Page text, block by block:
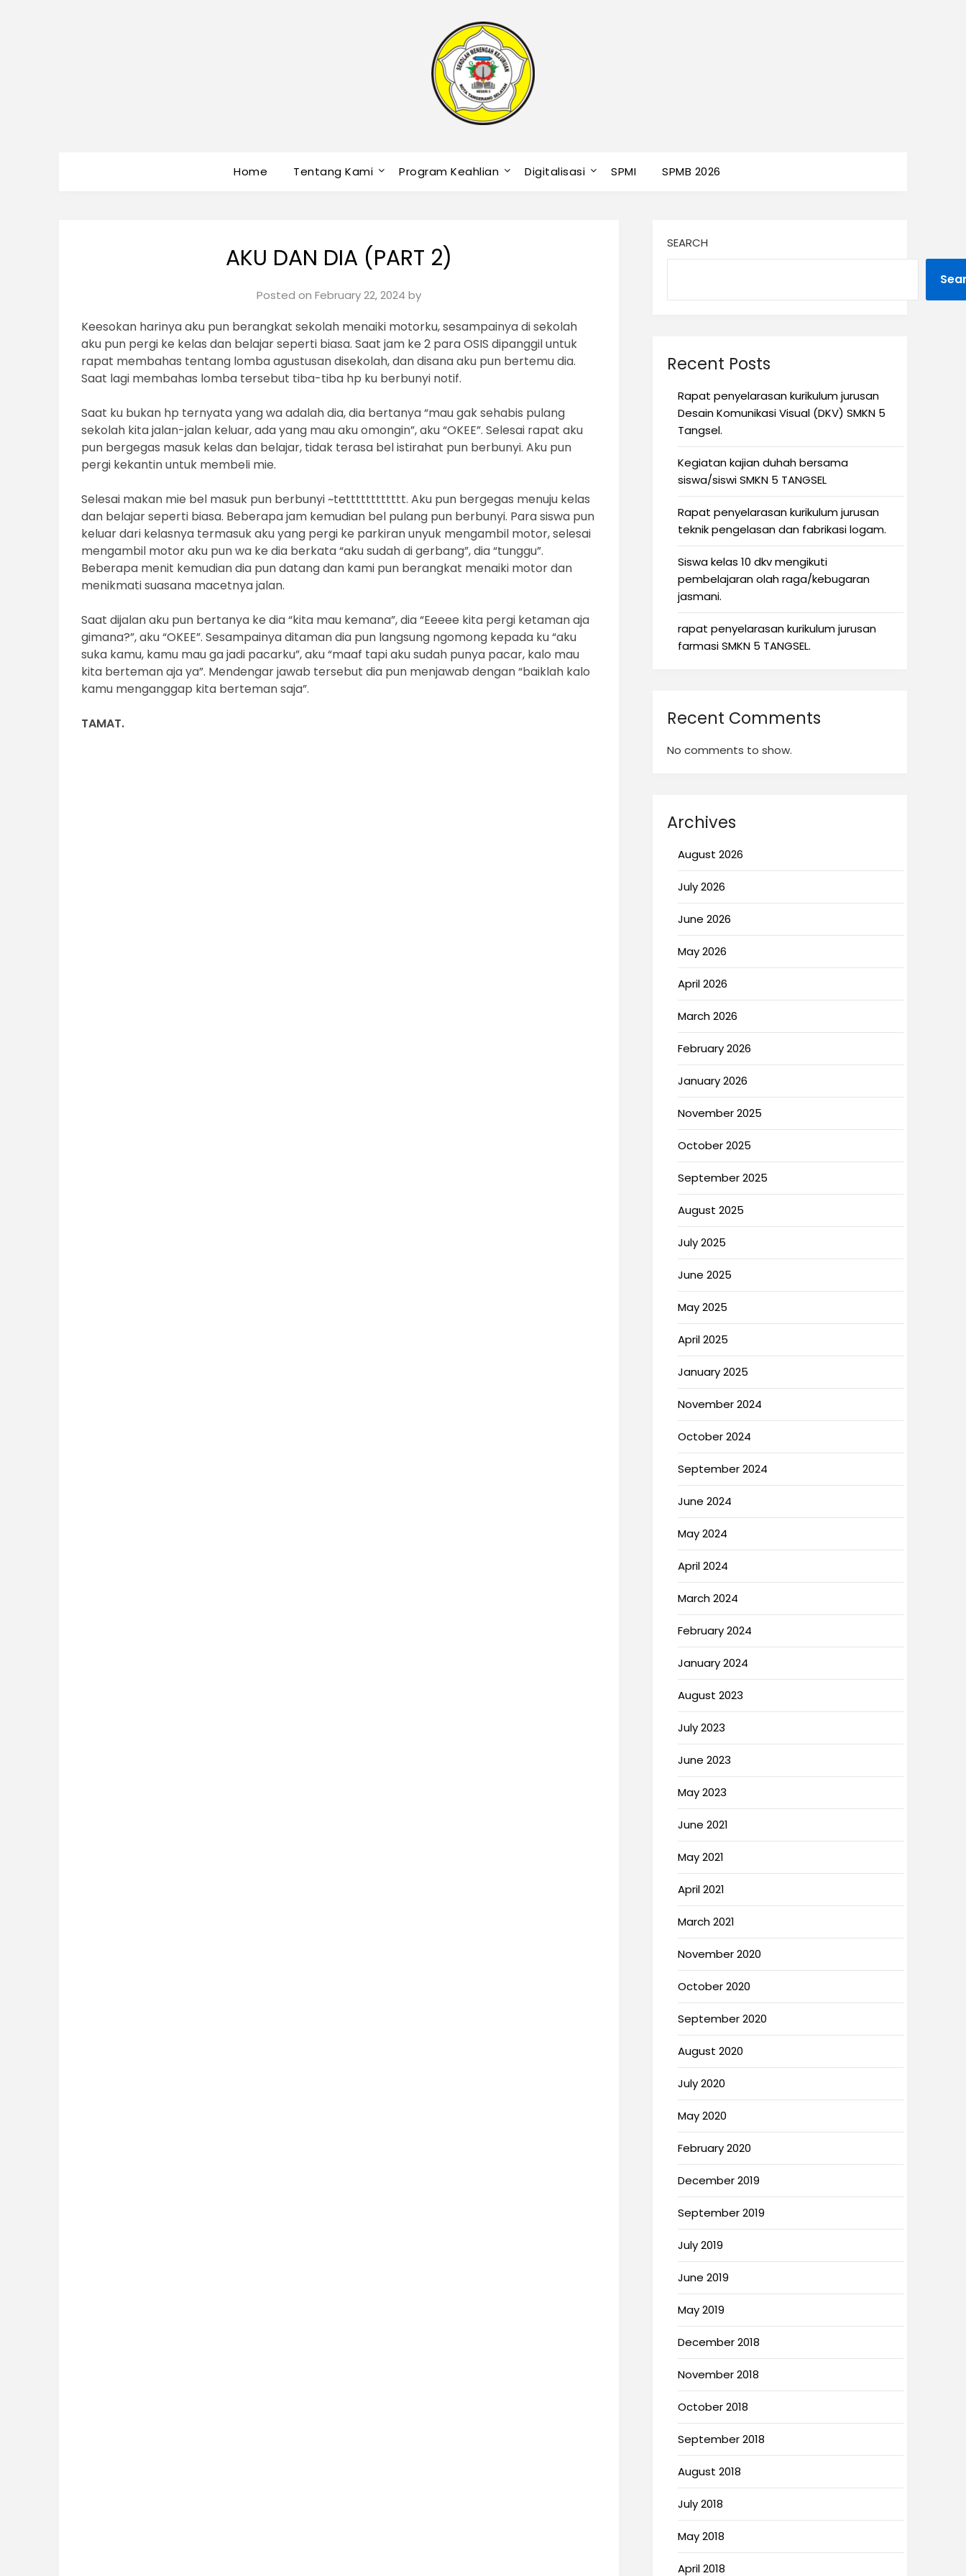
Home Tentang Kami Program Keahlian Digitalisasi SPMI SPMB 2026
AKU DAN DIA (PART 2)
Posted on February 22, 2024 by
Keesokan harinya aku pun berangkat sekolah menaiki motorku, sesampainya di sekolah
aku pun pergi ke kelas dan belajar seperti biasa. Saat jam ke 2 para OSIS dipanggil untuk
rapat membahas tentang lomba agustusan disekolah, dan disana aku pun bertemu dia.
Saat lagi membahas lomba tersebut tiba-tiba hp ku berbunyi notif.
Saat ku bukan hp ternyata yang wa adalah dia, dia bertanya “mau gak sehabis pulang
sekolah kita jalan-jalan keluar, ada yang mau aku omongin”, aku “OKEE”. Selesai rapat aku
pun bergegas masuk kelas dan belajar, tidak terasa bel istirahat pun berbunyi. Aku pun
pergi kekantin untuk membeli mie.
Selesai makan mie bel masuk pun berbunyi ~tetttttttttttt. Aku pun bergegas menuju kelas
dan belajar seperti biasa. Beberapa jam kemudian bel pulang pun berbunyi. Para siswa pun
keluar dari kelasnya termasuk aku yang pergi ke parkiran unyuk mengambil motor, selesai
mengambil motor aku pun wa ke dia berkata “aku sudah di gerbang”, dia “tunggu”.
Beberapa menit kemudian dia pun datang dan kami pun berangkat menaiki motor dan
menikmati suasana macetnya jalan.
Saat dijalan aku pun bertanya ke dia “kita mau kemana”, dia “Eeeee kita pergi ketaman aja
gimana?”, aku “OKEE”. Sesampainya ditaman dia pun langsung ngomong kepada ku “aku
suka kamu, kamu mau ga jadi pacarku”, aku “maaf tapi aku sudah punya pacar, kalo mau
kita berteman aja ya”. Mendengar jawab tersebut dia pun menjawab dengan “baiklah kalo
kamu menganggap kita berteman saja”.
TAMAT.
SEARCH
Recent Posts
Rapat penyelarasan kurikulum jurusan
Desain Komunikasi Visual (DKV) SMKN 5
Tangsel.
Kegiatan kajian duhah bersama
siswa/siswi SMKN 5 TANGSEL
Rapat penyelarasan kurikulum jurusan
teknik pengelasan dan fabrikasi logam.
Siswa kelas 10 dkv mengikuti
pembelajaran olah raga/kebugaran
jasmani.
rapat penyelarasan kurikulum jurusan
farmasi SMKN 5 TANGSEL.
Recent Comments
No comments to show.
Archives
August 2026
July 2026
June 2026
May 2026
April 2026
March 2026
February 2026
January 2026
November 2025
October 2025
September 2025
August 2025
July 2025
June 2025
May 2025
April 2025
January 2025
November 2024
October 2024
September 2024
June 2024
May 2024
April 2024
March 2024
February 2024
January 2024
August 2023
July 2023
June 2023
May 2023
June 2021
May 2021
April 2021
March 2021
November 2020
October 2020
September 2020
August 2020
July 2020
May 2020
February 2020
December 2019
September 2019
July 2019
June 2019
May 2019
December 2018
November 2018
October 2018
September 2018
August 2018
July 2018
May 2018
April 2018